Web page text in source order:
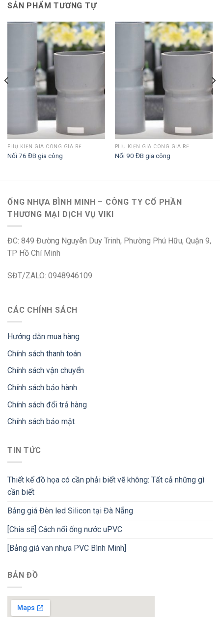
SẢN PHẨM TƯƠNG TỰ
PHỤ KIỆN GIA CÔNG GIÁ RẺ
Nối 76 ĐB gia công
PHỤ KIỆN GIA CÔNG GIÁ RẺ
Nối 90 ĐB gia công
ỐNG NHỰA BÌNH MINH – CÔNG TY CỔ PHẦN
THƯƠNG MẠI DỊCH VỤ VIKI
ĐC: 849 Đường Nguyễn Duy Trinh, Phường Phú Hữu, Quận 9,
TP Hồ Chí Minh
SĐT/ZALO: 0948946109
CÁC CHÍNH SÁCH
Hướng dẫn mua hàng
Chính sách thanh toán
Chính sách vận chuyển
Chính sách bảo hành
Chính sách đổi trả hàng
Chính sách bảo mật
TIN TỨC
Thiết kế đồ họa có cần phải biết vẽ không: Tất cả những gì
cần biết
Bảng giá Đèn led Silicon tại Đà Nẵng
[Chia sẽ] Cách nối ống nước uPVC
[Bảng giá van nhựa PVC Bình Minh]
BẢN ĐỒ